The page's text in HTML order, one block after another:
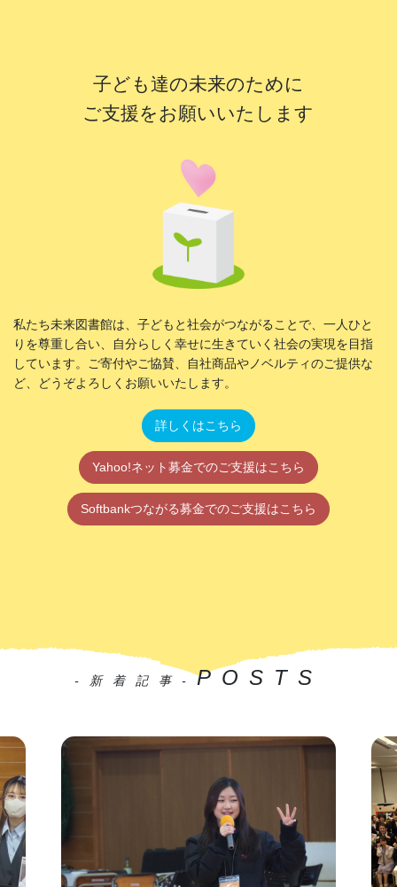
子ども達の未来のために
ご支援をお願いいたします
私たち未来図書館は、子どもと社会がつながることで、一人ひと
りを尊重し合い、自分らしく幸せに生きていく社会の実現を目指
しています。ご寄付やご協賛、自社商品やノベルティのご提供な
ど、どうぞよろしくお願いいたします。
詳しくはこちら
Yahoo!ネット募金でのご支援はこちら
Softbankつながる募金でのご支援はこちら
-新着記事-POSTS